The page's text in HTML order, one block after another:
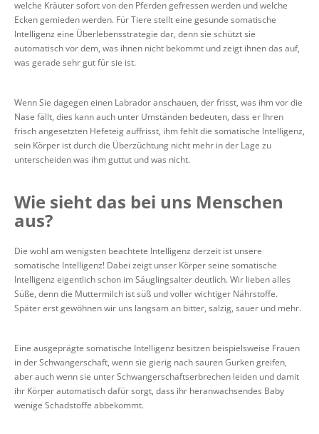
welche Kräuter sofort von den Pferden gefressen werden und welche
Ecken gemieden werden. Für Tiere stellt eine gesunde somatische
Intelligenz eine Überlebensstrategie dar, denn sie schützt sie
automatisch vor dem, was ihnen nicht bekommt und zeigt ihnen das auf,
was gerade sehr gut für sie ist.
Wenn Sie dagegen einen Labrador anschauen, der frisst, was ihm vor die
Nase fällt, dies kann auch unter Umständen bedeuten, dass er Ihren
frisch angesetzten Hefeteig auffrisst, ihm fehlt die somatische Intelligenz,
sein Körper ist durch die Überzüchtung nicht mehr in der Lage zu
unterscheiden was ihm guttut und was nicht.
Wie sieht das bei uns Menschen
aus?
Die wohl am wenigsten beachtete Intelligenz derzeit ist unsere
somatische Intelligenz! Dabei zeigt unser Körper seine somatische
Intelligenz eigentlich schon im Säuglingsalter deutlich. Wir lieben alles
Süße, denn die Muttermilch ist süß und voller wichtiger Nährstoffe.
Später erst gewöhnen wir uns langsam an bitter, salzig, sauer und mehr.
Eine ausgeprägte somatische Intelligenz besitzen beispielsweise Frauen
in der Schwangerschaft, wenn sie gierig nach sauren Gurken greifen,
aber auch wenn sie unter Schwangerschaftserbrechen leiden und damit
ihr Körper automatisch dafür sorgt, dass ihr heranwachsendes Baby
wenige Schadstoffe abbekommt.